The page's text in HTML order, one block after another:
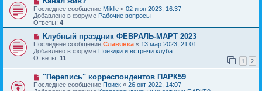
н
и
е
о
о
б
щ
е
н
и
е
о
в
о
е
с
о
о
б
щ
е
н
и
Последнее сообщение Miklle « 02 июн 2023, 16:37
Добавлено в форуме Рабочие вопросы
Ответы: 4
Н
о
в
о
е
с
о
о
Клубный праздник ФЕВРАЛЬ-МАРТ 2023
Последнее сообщение Славянка « 13 мар 2023, 21:01
Добавлено в форуме Поездки и встречи клуба
Ответы: 11 1 2
Н
о
в
"Перепись" корреспондентов ПАРК59
Последнее сообщение Поиск « 26 окт 2022, 14:07